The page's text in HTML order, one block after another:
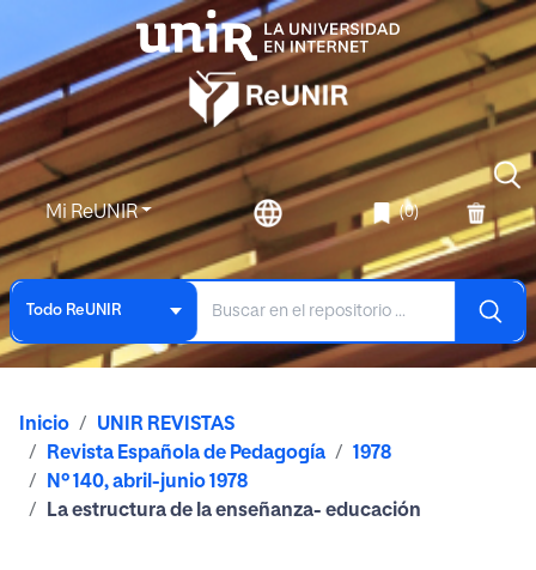
Mi ReUNIR (0)
Todo ReUNIR
Inicio
UNIR REVISTAS
Revista Española de Pedagogía
1978
Nº 140, abril-junio 1978
La estructura de la enseñanza- educación